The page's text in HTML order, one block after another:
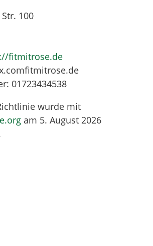
100
fitmitrose.de
fitmitrose.de
01723434538
wurde mit
am 5. August 2026